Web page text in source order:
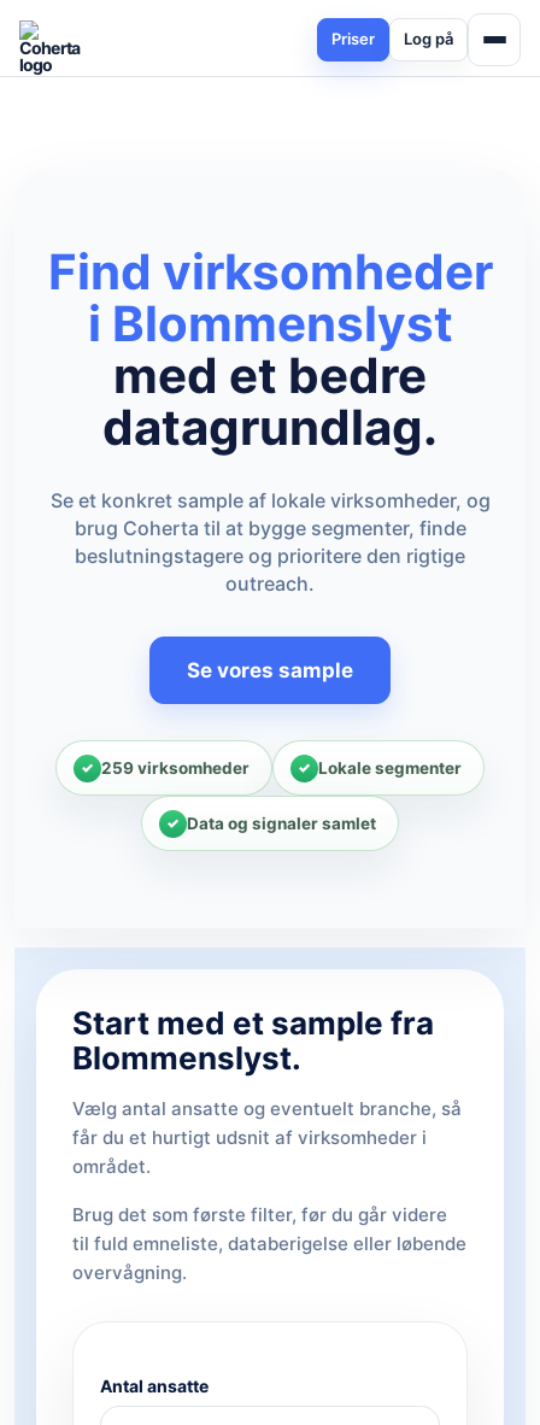
Priser Log på
Find virksomheder
i Blommenslyst
med et bedre
datagrundlag.
Se et konkret sample af lokale virksomheder, og
brug Coherta til at bygge segmenter, finde
beslutningstagere og prioritere den rigtige
outreach.
Se vores sample
259 virksomheder Lokale segmenter
Data og signaler samlet
Start med et sample fra
Blommenslyst.
Vælg antal ansatte og eventuelt branche, så
får du et hurtigt udsnit af virksomheder i
området.
Brug det som første filter, før du går videre
til fuld emneliste, databerigelse eller løbende
overvågning.
Antal ansatte